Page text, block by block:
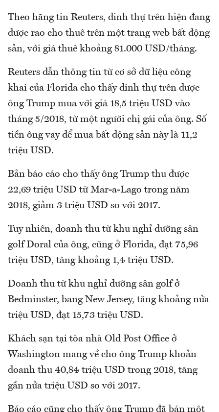
Theo hãng tin Reuters, dinh thự trên hiện đang
được rao cho thuê trên một trang web bất động
sản, với giá thuê khoảng 81.000 USD/tháng.
Reuters dẫn thông tin từ cơ sở dữ liệu công
khai của Florida cho thấy dinh thự trên được
ông Trump mua với giá 18,5 triệu USD vào
tháng 5/2018, từ một người chị gái của ông. Số
tiền ông vay để mua bất động sản này là 11,2
triệu USD.
Bản báo cáo cho thấy ông Trump thu được
22,69 triệu USD từ Mar-a-Lago trong năm
2018, giảm 3 triệu USD so với 2017.
Tuy nhiên, doanh thu từ khu nghỉ dưỡng sân
golf Doral của ông, cũng ở Florida, đạt 75,96
triệu USD, tăng khoảng 1,4 triệu USD.
Doanh thu từ khu nghỉ dưỡng sân golf ở
Bedminster, bang New Jersey, tăng khoảng nửa
triệu USD, đạt 15,73 triệu USD.
Khách sạn tại tòa nhà Old Post Office ở
Washington mang về cho ông Trump khoản
doanh thu 40,84 triệu USD trong 2018, tăng
gần nửa triệu USD so với 2017.
Báo cáo cũng cho thấy ông Trump đã bán một